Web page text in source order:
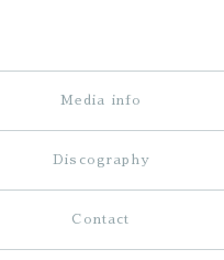
Media info
Discography
Contact